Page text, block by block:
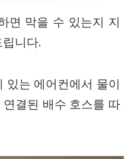
면 막을 수 있는지 지
니다.
있는 에어컨에서 물이
결된 배수 호스를 따